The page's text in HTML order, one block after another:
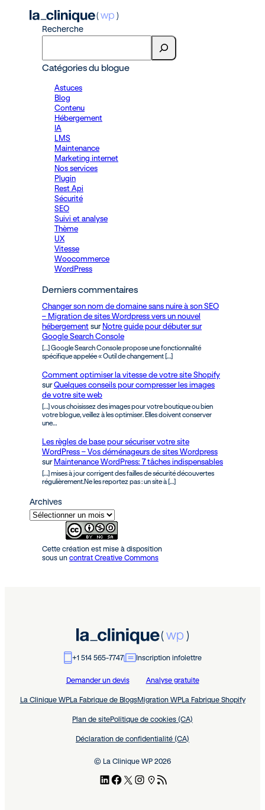
Recherche
Catégories du blogue
Astuces
Blog
Contenu
Hébergement
IA
LMS
Maintenance
Marketing internet
Nos services
Plugin
Rest Api
Sécurité
SEO
Suivi et analyse
Thème
UX
Vitesse
Woocommerce
WordPress
Derniers commentaires
Changer son nom de domaine sans nuire à son SEO
– Migration de sites Wordpress vers un nouvel
hébergement sur Notre guide pour débuter sur
Google Search Console
[…] Google Search Console propose une fonctionnalité
spécifique appelée « Outil de changement […]
Comment optimiser la vitesse de votre site Shopify
surQuelques conseils pour compresser les images
de votre site web
[…] vous choisissez des images pour votre boutique ou bien
votre blogue, veillez à les optimiser. Elles doivent conserver
une…
Les règles de base pour sécuriser votre site
WordPress – Vos déménageurs de sites Wordpress
sur Maintenance WordPress: 7 tâches indispensables
[…] mises à jour corrigent des failles de sécurité découvertes
régulièrement.Ne les reportez pas : un site à […]
Archives
Cette création est mise à disposition
sous un contrat Creative Commons
+1 514 565-7747 Inscription infolettre
Demander un devis Analyse gratuite
La Clinique WPLa Fabrique de BlogsMigration WPLa Fabrique Shopify
Plan de sitePolitique de cookies (CA)
Déclaration de confidentialité (CA)
© La Clinique WP 2026